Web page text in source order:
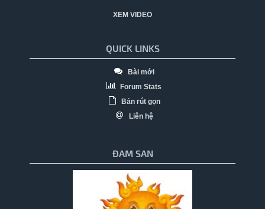
XEM VIDEO
QUICK LINKS
Bài mới
Forum Stats
Bản rút gọn
Liên hệ
ĐAM SAN